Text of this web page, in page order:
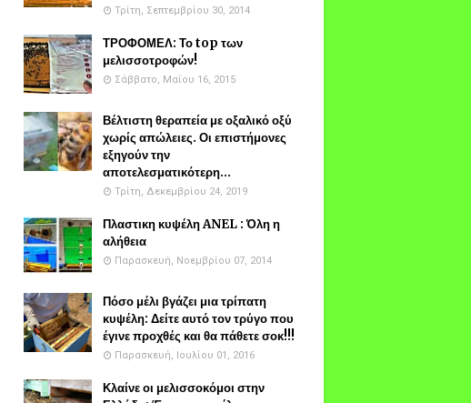
Τρίτη, Σεπτεμβρίου 30, 2014
ΤΡΟΦΟΜΕΛ: Το top των
μελισσοτροφών!
Σάββατο, Μαΐου 16, 2015
Βέλτιστη θεραπεία με οξαλικό οξύ
χωρίς απώλειες. Οι επιστήμονες
εξηγούν την
αποτελεσματικότερη...
Τρίτη, Δεκεμβρίου 24, 2019
Πλαστικη κυψέλη ANEL : Όλη η
αλήθεια
Παρασκευή, Νοεμβρίου 07, 2014
Πόσο μέλι βγάζει μια τρίπατη
κυψέλη: Δείτε αυτό τον τρύγο που
έγινε προχθές και θα πάθετε σοκ!!!
Παρασκευή, Ιουλίου 01, 2016
Κλαίνε οι μελισσοκόμοι στην